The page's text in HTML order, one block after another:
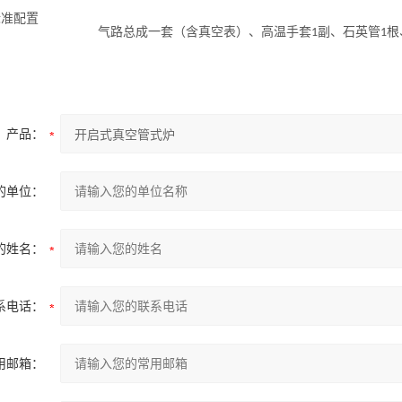
配置
气路总成一套（含真空表）、高温手套1副、石英管1根
产品：
单位：
姓名：
电话：
邮箱：